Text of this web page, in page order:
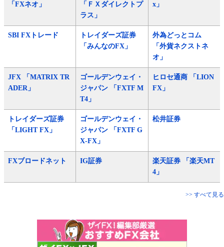
「FXネオ」
「ＦＸダイレクトプ
ラス」
x」
SBI FXトレード
トレイダーズ証券
「みんなのFX」
外為どっとコム
「外貨ネクストネ
オ」
JFX 「MATRIX TR
ADER」
ゴールデンウェイ・
ジャパン 「FXTF M
T4」
ヒロセ通商 「LION
FX」
トレイダーズ証券
「LIGHT FX」
ゴールデンウェイ・
ジャパン 「FXTF G
X-FX」
松井証券
FXブロードネット IG証券
楽天証券 「楽天MT
4」
>> すべて見る